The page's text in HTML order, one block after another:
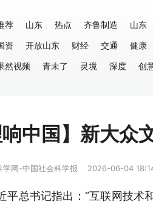
荐 山东 热点 齐鲁制造 山东
资
开放山东 财经 交通 健康
然视频
青未了 灵境 深度 创
响中国】新大
学网-中国社会科学报 2026-06-04
平总书记指出：“互联网技术